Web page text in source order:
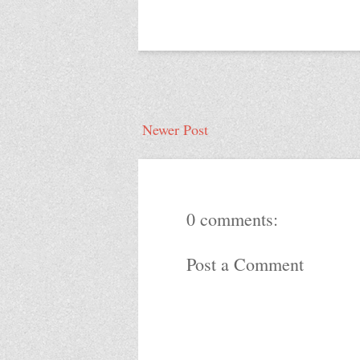
Newer Post
0 comments:
Post a Comment